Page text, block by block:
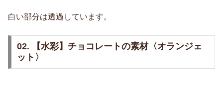
白い部分は透過しています。
02. 【水彩】チョコレートの素材〈オランジェ
ット〉